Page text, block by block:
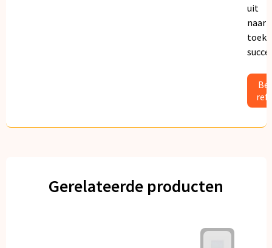
uit
naar
Gerelateerde producten